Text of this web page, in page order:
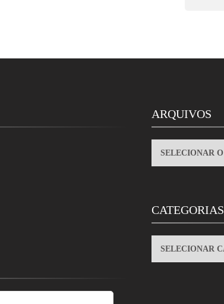
ARQUIVOS
ARQUIVOS
CATEGORIAS
CATEGORIAS